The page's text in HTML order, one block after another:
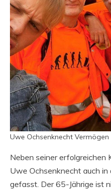
Uwe Ochsenknecht Vermögen
Neben seiner erfolgreichen
Uwe Ochsenknecht auch in
gefasst. Der 65-Jährige ist